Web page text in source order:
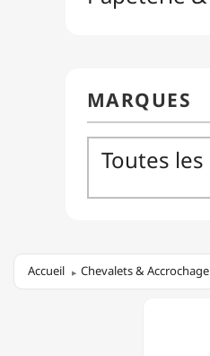
Accueil Chevalets & Accrochage